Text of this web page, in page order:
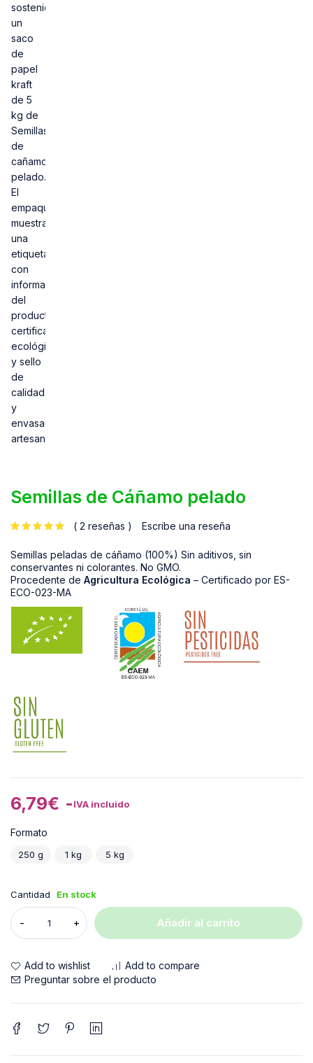
Semillas de Cáñamo pelado
2 reseñas Escribe una reseña
Semillas peladas de cáñamo (100%) Sin aditivos, sin
conservantes ni colorantes. No GMO.
Procedente de Agricultura Ecológica – Certificado por ES-
ECO-023-MA
6,79€ -IVA incluido
Formato
250 g 1 kg 5 kg
Cantidad En stock
Añadir al carrito
Add to wishlist
Add to compare
Preguntar sobre el producto